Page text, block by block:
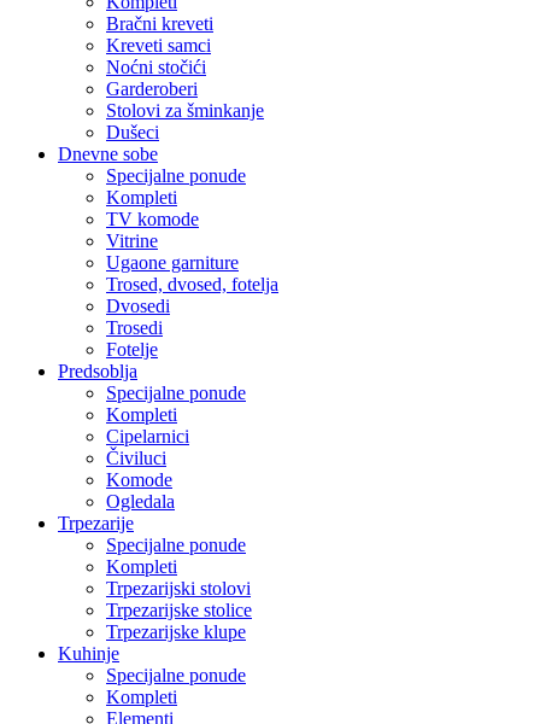
Bračni kreveti
Kreveti samci
Noćni stočići
Garderoberi
Stolovi za šminkanje
Dušeci
Dnevne sobe
Specijalne ponude
Kompleti
TV komode
Vitrine
Ugaone garniture
Trosed, dvosed, fotelja
Dvosedi
Trosedi
Fotelje
Predsoblja
Specijalne ponude
Kompleti
Cipelarnici
Čiviluci
Komode
Ogledala
Trpezarije
Specijalne ponude
Kompleti
Trpezarijski stolovi
Trpezarijske stolice
Trpezarijske klupe
Kuhinje
Specijalne ponude
Kompleti
Elementi